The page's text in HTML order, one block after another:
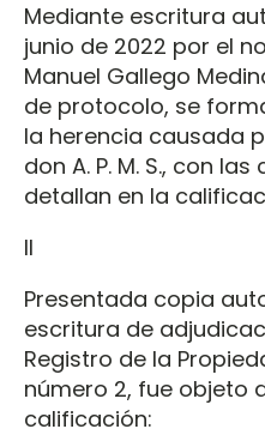
Mediante escritura
junio de 2022 por el
Manuel Gallego
de protocolo, se
la herencia causada
don A. P. M. S., con
detallan en la
II
Presentada copia
escritura de
Registro de la
número 2, fue objeto
calificación: